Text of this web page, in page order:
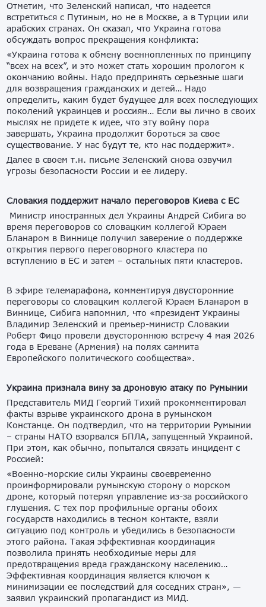
Отметим, что Зеленский написал, что надеется
встретиться с Путиным, но не в Москве, а в Турции или
арабских странах. Он сказал, что Украина готова
обсуждать вопрос прекращения конфликта:
«Украина готова к обмену военнопленных по принципу
“всех на всех”, и это может стать хорошим прологом к
окончанию войны. Надо предпринять серьезные шаги
для возвращения гражданских и детей… Надо
определить, каким будет будущее для всех последующих
поколений украинцев и россиян… Если вы лично в своих
мыслях не придете к идее, что эту войну пора
завершать, Украина продолжит бороться за свое
существование. У нас будут те, кто нас поддержит».
Далее в своем т.н. письме Зеленский снова озвучил
угрозы безопасности России и ее лидеру.
Словакия поддержит начало переговоров Киева с ЕС
Министр иностранных дел Украины Андрей Сибига во
время переговоров со словацким коллегой Юраем
Бланаром в Виннице получил заверение о поддержке
открытия первого переговорного кластера по
вступлению в ЕС и затем – остальных пяти кластеров.
В эфире телемарафона, комментируя двусторонние
переговоры со словацким коллегой Юраем Бланаром в
Виннице, Сибига напомнил, что «президент Украины
Владимир Зеленский и премьер-министр Словакии
Роберт Фицо провели двустороннюю встречу 4 мая 2026
года в Ереване (Армения) на полях саммита
Европейского политического сообщества».
Украина признала вину за дроновую атаку по Румынии
Представитель МИД Георгий Тихий прокомментировал
факты взрыве украинского дрона в румынском
Констанце. Он подтвердил, что на территории Румынии
– страны НАТО взорвался БПЛА, запущенный Украиной.
При этом, как обычно, попытался связать инцидент с
Россией:
«Военно-морские силы Украины своевременно
проинформировали румынскую сторону о морском
дроне, который потерял управление из-за российского
глушения. С тех пор профильные органы обоих
государств находились в тесном контакте, взяли
ситуацию под контроль и убедились в безопасности
этого района. Такая эффективная координация
позволила принять необходимые меры для
предотвращения вреда гражданскому населению…
Эффективная координация является ключом к
минимизации ее последствий для соседних стран», —
заявил украинский пропагандист из МИД.